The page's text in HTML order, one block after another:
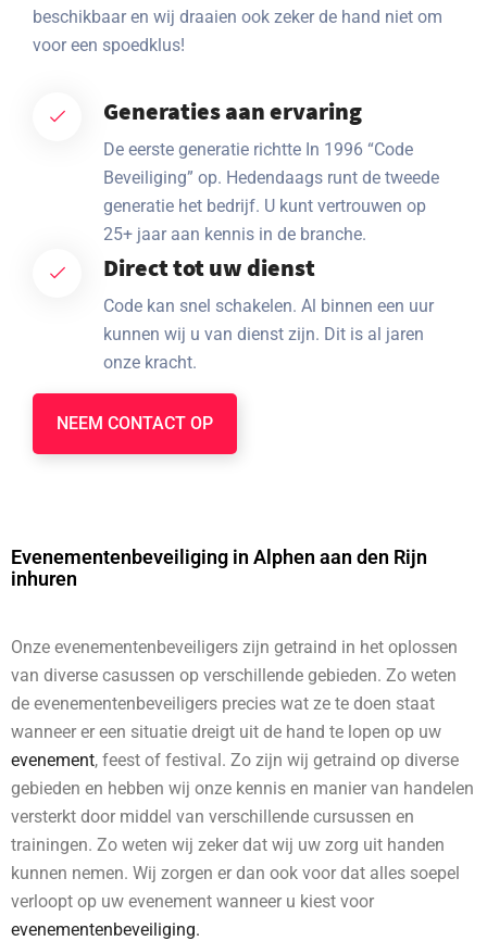
beschikbaar en wij draaien ook zeker de hand niet om
voor een spoedklus!
Generaties aan ervaring
De eerste generatie richtte In 1996 “Code
Beveiliging” op. Hedendaags runt de tweede
generatie het bedrijf. U kunt vertrouwen op
25+ jaar aan kennis in de branche.
Direct tot uw dienst
Code kan snel schakelen. Al binnen een uur
kunnen wij u van dienst zijn. Dit is al jaren
onze kracht.
NEEM CONTACT OP
Evenementenbeveiliging in Alphen aan den Rijn
inhuren
Onze evenementenbeveiligers zijn getraind in het oplossen
van diverse casussen op verschillende gebieden. Zo weten
de evenementenbeveiligers precies wat ze te doen staat
wanneer er een situatie dreigt uit de hand te lopen op uw
evenement, feest of festival. Zo zijn wij getraind op diverse
gebieden en hebben wij onze kennis en manier van handelen
versterkt door middel van verschillende cursussen en
trainingen. Zo weten wij zeker dat wij uw zorg uit handen
kunnen nemen. Wij zorgen er dan ook voor dat alles soepel
verloopt op uw evenement wanneer u kiest voor
evenementenbeveiliging.